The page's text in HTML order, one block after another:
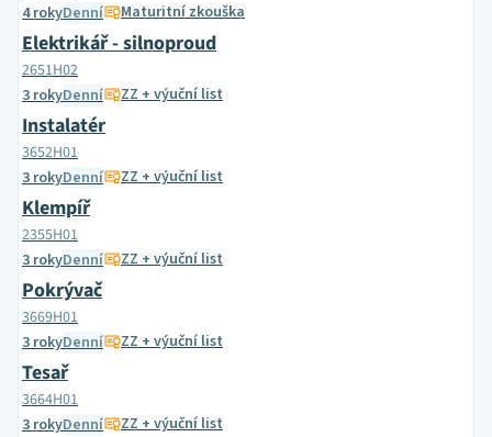
4 rokyDenní Maturitní zkouška
Elektrikář - silnoproud
2651H02
3 rokyDenní ZZ + výuční list
Instalatér
3652H01
3 rokyDenní ZZ + výuční list
Klempíř
2355H01
3 rokyDenní ZZ + výuční list
Pokrývač
3669H01
3 rokyDenní ZZ + výuční list
Tesař
3664H01
3 rokyDenní ZZ + výuční list